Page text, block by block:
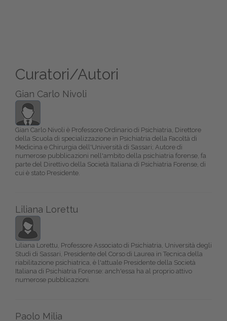
Curatori/Autori
Gian Carlo Nivoli
Gian Carlo Nivoli è Professore Ordinario di Psichiatria, Direttore
della Scuola di specializzazione in Psichiatria della Facoltà di
Medicina e Chirurgia dell'Università di Sassari; Autore di
numerose pubblicazioni nell'ambito della psichiatria forense, fa
parte del Direttivo della Società Italiana di Psichiatria Forense, di
cui è stato Presidente.
Liliana Lorettu
Liliana Lorettu, Professore Associato di Psichiatria, Università degli
Studi di Sassari, Presidente del Corso di Laurea in Tecnica della
riabilitazione psichiatrica, è l'attuale Presidente della Società
Italiana di Psichiatria Forense: anch'essa ha al proprio attivo
numerose pubblicazioni.
Paolo Milia